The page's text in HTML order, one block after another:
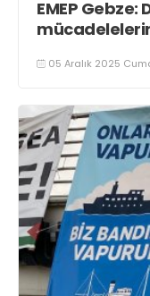
EMEP Gebze:
05 Aralık 2025